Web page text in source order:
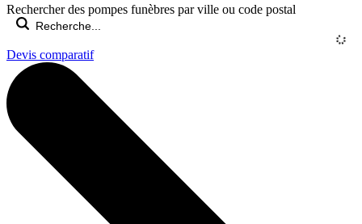
Rechercher des pompes funèbres par ville ou code postal
Devis comparatif